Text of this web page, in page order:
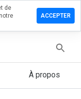
À propos
de
ACCEPTER